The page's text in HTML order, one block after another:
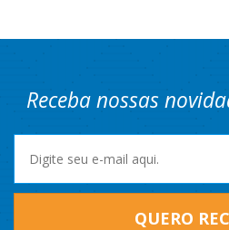
Receba nossas
QUERO